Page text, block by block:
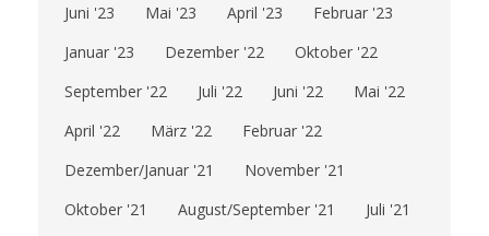
Juni '23
Mai '23 April '23
Februar '23
Januar '23
Dezember '22
Oktober '22
September '22
Juli '22 Juni '22
Mai '22
April '22
März '22
Februar '22
Dezember/Januar '21
November '21
Oktober '21
August/September '21
Juli '21